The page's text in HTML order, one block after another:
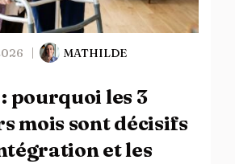
MATHILDE
pourquoi les 3
mois sont décisifs
et les